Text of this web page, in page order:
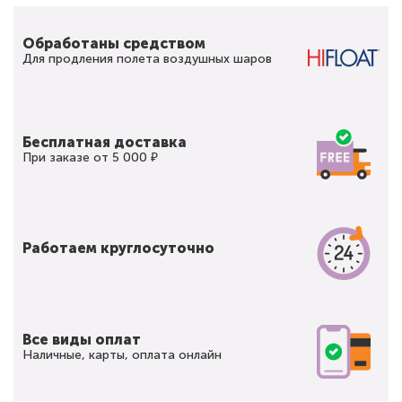
Обработаны средством
Для продления полета воздушных шаров
Бесплатная доставка
При заказе от 5 000 ₽
Работаем круглосуточно
Все виды оплат
Наличные, карты, оплата онлайн